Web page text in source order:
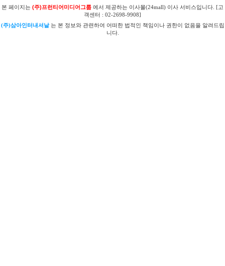
본 페이지는 (주)프런티어미디어그룹 에서 제공하는 이사몰(24mall) 이사 서비스입니다. [고
객센터 : 02-2698-9908]
(주)삼아인터내셔날는 본 정보와 관련하여 어떠한 법적인 책임이나 권한이 없음을 알려드립
니다.